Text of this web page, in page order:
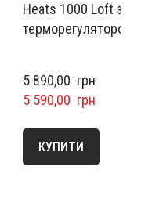
Heats 1000 Loft з
терморегулятором
5 890,00  грн
5 590,00  грн
КУПИТИ